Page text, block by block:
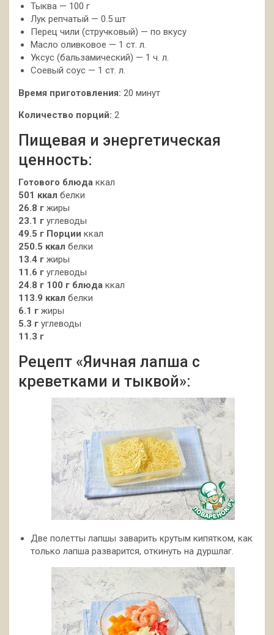
Тыква — 100 г
Лук репчатый — 0.5 шт
Перец чили (стручковый) — по вкусу
Масло оливковое — 1 ст. л.
Уксус (бальзамический) — 1 ч. л.
Соевый соус — 1 ст. л.
Время приготовления: 20 минут
Количество порций: 2
Пищевая и энергетическая
ценность:
Готового блюда ккал
501 ккал белки
26.8 г жиры
23.1 г углеводы
49.5 г Порции ккал
250.5 ккал белки
13.4 г жиры
11.6 г углеводы
24.8 г 100 г блюда ккал
113.9 ккал белки
6.1 г жиры
5.3 г углеводы
11.3 г
Рецепт «Яичная лапша с
креветками и тыквой»:
Две полетты лапшы заварить крутым кипятком, как
только лапша разварится, откинуть на дуршлаг.